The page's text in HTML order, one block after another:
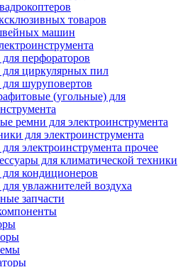
товаров
машин
для перфораторов
для циркулярных пил
для шуруповертов
(угольные) для
ремни для электроинструмента
для электроинструмента
для электроинструмента прочее
для климатической техники
для кондиционеров
для увлажнителей воздуха
запчасти